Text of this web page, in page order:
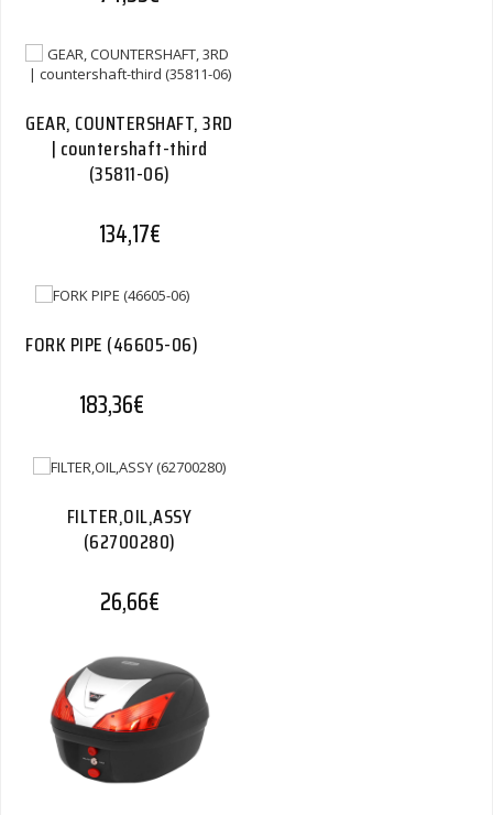
GEAR, COUNTERSHAFT, 3RD
| countershaft-third
(35811-06)
134,17€
FORK PIPE (46605-06)
183,36€
FILTER,OIL,ASSY
(62700280)
26,66€